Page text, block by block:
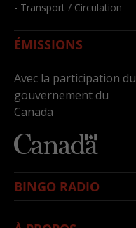
- Transport / Circulation
ÉMISSIONS
Avec la participation du
gouvernement du
Canada
BINGO RADIO